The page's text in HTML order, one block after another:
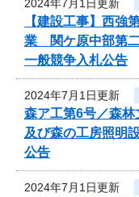
2024年7月1日更新
【建設工事】西
業 関ケ原中部第
一般競争入札公告
2024年7月1日更新
森ア工第6号／森
及び森の工房照明
公告
2024年7月1日更新